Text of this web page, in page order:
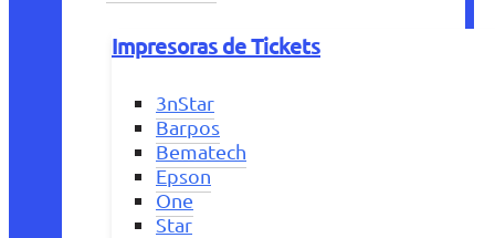
Impresoras de Tickets
3nStar
Barpos
Bematech
Epson
One
Star